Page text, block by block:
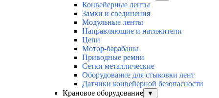
Конвейерные ленты
Замки и соединения
Модульные ленты
Направляющие и натяжители
Цепи
Мотор-барабаны
Приводные ремни
Сетки металлические
Оборудование для стыковки лент
Датчики конвейерной безопасности
Крановое оборудование
▼